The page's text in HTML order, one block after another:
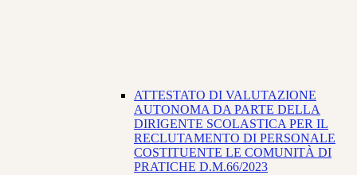
ATTESTATO DI VALUTAZIONE
AUTONOMA DA PARTE DELLA
DIRIGENTE SCOLASTICA PER IL
RECLUTAMENTO DI PERSONALE
COSTITUENTE LE COMUNITÀ DI
PRATICHE D.M.66/2023